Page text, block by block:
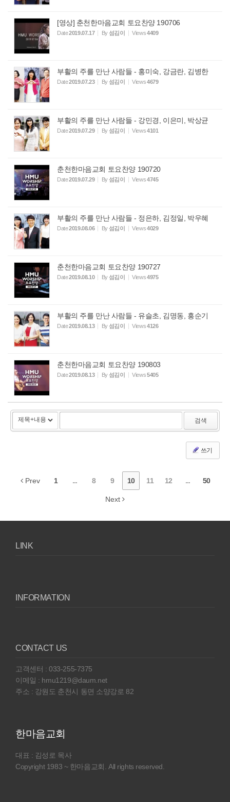
[영상] 춘천한마음교회 토요찬양 190706
Date2019.07.17 By섬김이 Views4409
부활의 주를 만난 사람들 - 홍미숙, 강금란, 김병한
Date2019.07.23 By섬김이 Views4679
부활의 주를 만난 사람들 - 강민경, 이은미, 박상균
Date2019.07.29 By섬김이 Views4101
춘천한마음교회 토요찬양 190720
Date2019.07.29 By섬김이 Views4745
부활의 주를 만난 사람들 - 정은하, 김정일, 박우혜
Date2019.08.06 By섬김이 Views4029
춘천한마음교회 토요찬양 190727
Date2019.08.10 By섬김이 Views4975
부활의 주를 만난 사람들 - 유슬초, 김명동, 홍순기
Date2019.08.13 By섬김이 Views4126
춘천한마음교회 토요찬양 190803
Date2019.08.13 By섬김이 Views5405
검색
쓰기
Prev 1 ... 8 9 10 11 12 ... 50
Next
LINK
INFORMATION
CONTACT US
고객센터 : 033-255-7375
이메일 : hmu1219@daum.net
주소 : 강원도 춘천시 동면 소양강로 82
한마음교회
대표 : 김성로 목사
Copyright 1983 ~ 한마음교회. All rights reserved.